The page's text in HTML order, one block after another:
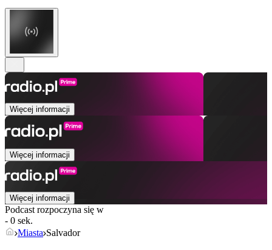
Więcej informacji
Więcej informacji
Więcej informacji
Podcast rozpoczyna się w
- 0 sek.
Miasta Salvador